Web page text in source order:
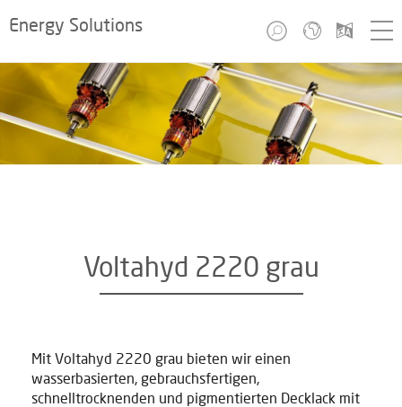
Energy Solutions
Voltahyd 2220 grau
Mit Voltahyd 2220 grau bieten wir einen
wasserbasierten, gebrauchsfertigen,
schnelltrocknenden und pigmentierten Decklack mit